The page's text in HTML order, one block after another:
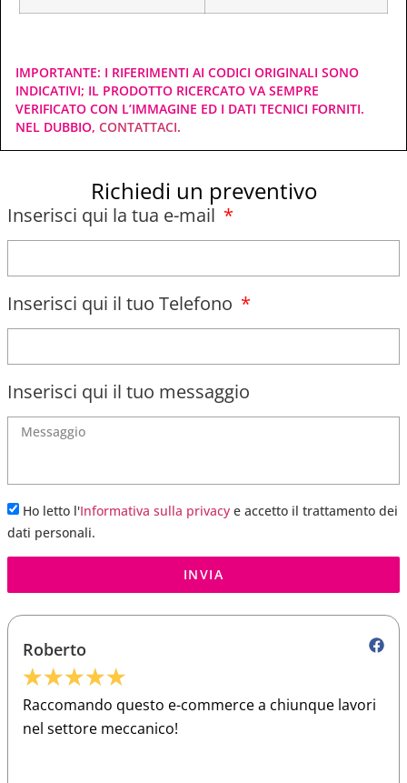
IMPORTANTE: I RIFERIMENTI AI CODICI ORIGINALI SONO
INDICATIVI; IL PRODOTTO RICERCATO VA SEMPRE
VERIFICATO CON L’IMMAGINE ED I DATI TECNICI FORNITI.
NEL DUBBIO, CONTATTACI.
Richiedi un preventivo
Inserisci qui la tua e-mail
Inserisci qui il tuo Telefono
Inserisci qui il tuo messaggio
Ho letto l'Informativa sulla privacy e accetto il trattamento dei
dati personali.
INVIA
Roberto
★★★★★
Raccomando questo e-commerce a chiunque lavori
nel settore meccanico!